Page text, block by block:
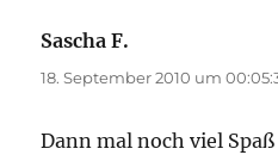
Sascha F.
18. September 2010 um
Dann mal noch viel